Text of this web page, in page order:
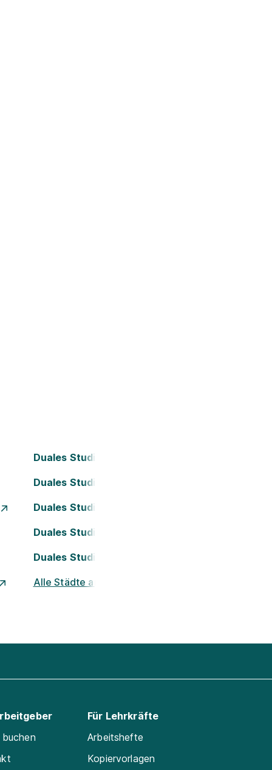
Duales Studium Bielefeld
Duales Studium Darmstadt
Duales Studium Essen
Duales Studium Köln
Duales Studium Nürnberg
Alle Städte ansehen
Für Lehrkräfte
Arbeitshefte
Kopiervorlagen